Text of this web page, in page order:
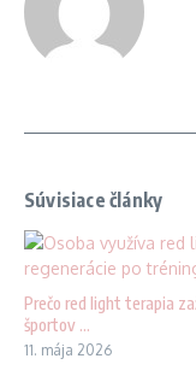
Súvisiace články
Prečo red light terapia
športov ...
11. mája 2026